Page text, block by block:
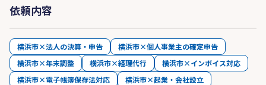
依頼内容
横浜市×法人の決算・申告
横浜市×個人事業主の確定申告
横浜市×年末調整
横浜市×経理代行
横浜市×インボイス対応
横浜市×電子帳簿保存法対応
横浜市×起業・会社設立